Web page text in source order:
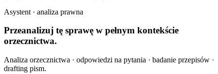
Asystent · analiza prawna
Przeanalizuj tę sprawę w pełnym kontekście
orzecznictwa.
Analiza orzecznictwa · odpowiedzi na pytania · badanie przepisów ·
drafting pism.